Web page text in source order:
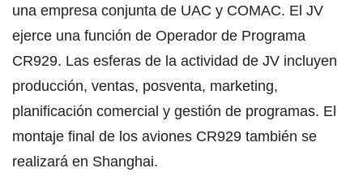
una empresa conjunta de UAC y COMAC. El JV
ejerce una función de Operador de Programa
CR929. Las esferas de la actividad de JV incluyen
producción, ventas, posventa, marketing,
planificación comercial y gestión de programas. El
montaje final de los aviones CR929 también se
realizará en Shanghai.